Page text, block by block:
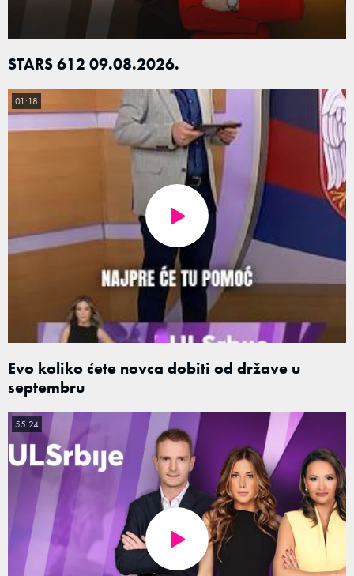
STARS 612 09.08.2026.
Evo koliko ćete novca dobiti od države u
septembru
01:18
55:24